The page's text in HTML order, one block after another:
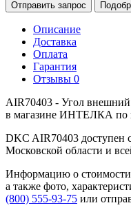
Отправить запрос
Описание
Доставка
Оплата
Гарантия
Отзывы 0
AIR70403 - Угол
в магазине ИНТЕЛКА по
DKC AIR70403 доступен
Московской области и
Информацию о стоимости
а также фото,
(800) 555-93-75 или